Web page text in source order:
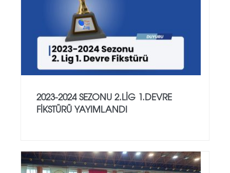
2023-2024 SEZONU 2.LIG 1.DEVRE
FIKSTÜRÜ YAYIMLANDI